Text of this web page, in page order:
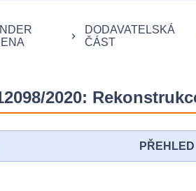
keyboard_arrow_right
DODAVATELSKÁ
ČÁST
2020:
PŘEHLED